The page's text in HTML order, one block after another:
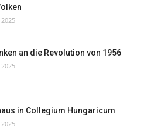
an die Revolution von 1956
in Collegium Hungaricum